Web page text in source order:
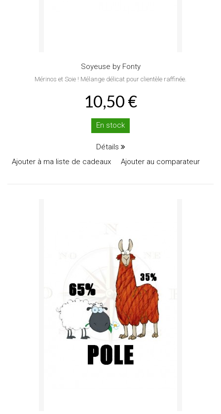
Soyeuse by Fonty
Mérinos et Soie ! Mélange délicat pour clientèle raffinée.
10,50 €
En stock
Détails
Ajouter à ma liste de cadeaux
Ajouter au comparateur